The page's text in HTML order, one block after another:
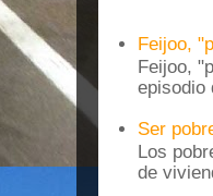
Feijoo,
Feijoo,
episodio
Ser
Los
de